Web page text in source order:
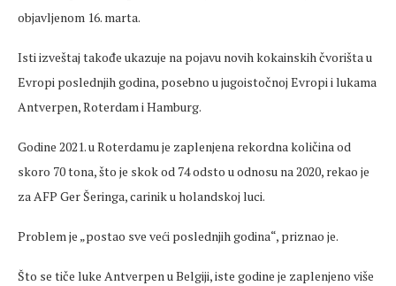
objavljenom 16. marta.
Isti izveštaj takođe ukazuje na pojavu novih kokainskih čvorišta u
Evropi poslednjih godina, posebno u jugoistočnoj Evropi i lukama
Antverpen, Roterdam i Hamburg.
Godine 2021. u Roterdamu je zaplenjena rekordna količina od
skoro 70 tona, što je skok od 74 odsto u odnosu na 2020, rekao je
za AFP Ger Šeringa, carinik u holandskoj luci.
Problem je „postao sve veći poslednjih godina“, priznao je.
Što se tiče luke Antverpen u Belgiji, iste godine je zaplenjeno više